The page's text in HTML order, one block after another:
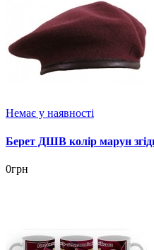
Немає у наявності
Берет ДШВ колір марун
0грн